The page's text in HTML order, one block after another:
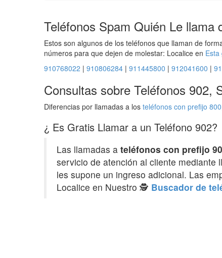
Teléfonos Spam Quién Le llama
Estos son algunos de los teléfonos que llaman de
números para que dejen de molestar: Localice en
910768022 | 910806284 | 911445800 | 912041600 |
Consultas sobre Teléfonos 902,
Diferencias por llamadas a los teléfonos con prefijo
¿ Es Gratis Llamar a un Teléfono 902?
Las llamadas a teléfonos con prefijo
servicio de atención al cliente mediante
les supone un ingreso adicional. Las
Localice en Nuestro 🕵️ Buscador de